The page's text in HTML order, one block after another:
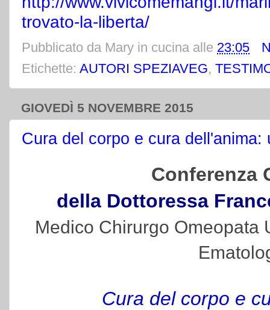
trovato-la-liberta/
Pubblicato da Mary in cucina alle 23:05
Etichette: AUTORI SPEZIAVEG,
GIOVEDÌ 5 NOVEMBRE 2015
Cura del corpo e cura dell'anima:
Conferenza
della Dottoressa
Medico Chirurgo Omeopata
Cura del corpo e